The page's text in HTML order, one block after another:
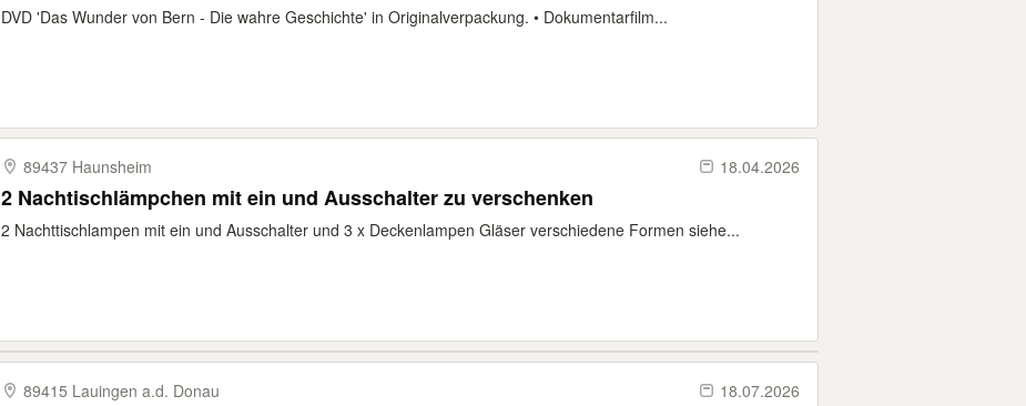
DVD 'Das Wunder von Bern - Die wahre Geschichte' in Originalverpackung. • Dokumentarfilm...
89437 Haunsheim 18.04.2026
2 Nachtischlämpchen mit ein und Ausschalter zu verschenken
2 Nachttischlampen mit ein und Ausschalter und 3 x Deckenlampen Gläser verschiedene Formen siehe...
89415 Lauingen a.d. Donau 18.07.2026